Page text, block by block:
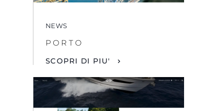
NEWS
PORTO
SCOPRI DI PIU'